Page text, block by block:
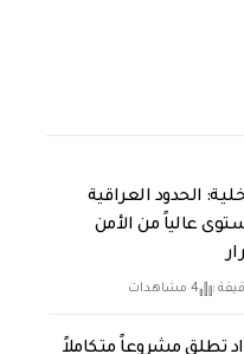
الحدود العراقية
عالياً من الأمن
4 مشاهدات
تطلق مشروعاً متكاملاً